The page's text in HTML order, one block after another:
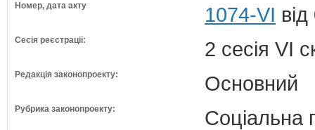
Номер, дата акту 1074-VI
Сесія реєстрації: 2 сесія VI
Редакція законопроекту: Основний
Рубрика законопроекту: Соціальна